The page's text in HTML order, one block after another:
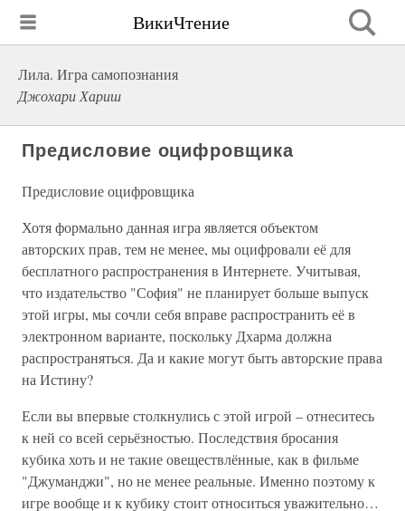
ВикиЧтение
Лила. Игра самопознания
Джохари Хариш
Предисловие оцифровщика
Предисловие оцифровщика
Хотя формально данная игра является объектом
авторских прав, тем не менее, мы оцифровали её для
бесплатного распространения в Интернете. Учитывая,
что издательство "София" не планирует больше выпуск
этой игры, мы сочли себя вправе распространить её в
электронном варианте, поскольку Дхарма должна
распространяться. Да и какие могут быть авторские права
на Истину?
Если вы впервые столкнулись с этой игрой – отнеситесь
к ней со всей серьёзностью. Последствия бросания
кубика хоть и не такие овеществлённые, как в фильме
"Джуманджи", но не менее реальные. Именно поэтому к
игре вообще и к кубику стоит относиться уважительно…